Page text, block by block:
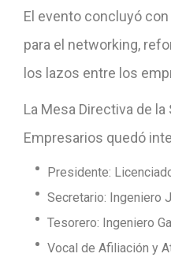
El evento concluyó
para el networking,
los lazos entre los
La Mesa Directiva de
Empresarios quedó
Presidente:
Secretario: Ingeniero
Tesorero: Ingeniero
Vocal de Afiliación y